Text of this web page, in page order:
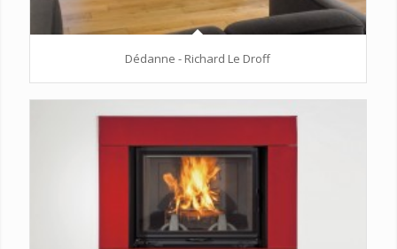
Dédanne - Richard Le Droff